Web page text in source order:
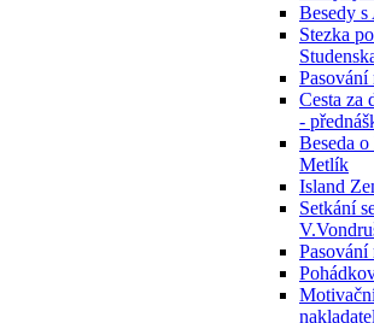
Besedy s
Stezka
Pasování
Cesta za
-
Beseda
Metlík
Island
Setkání
Pasování